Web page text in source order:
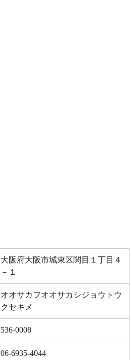
大阪府大阪市城東区関目１丁目４
－１
オオサカフオオサカシジョウトウ
クセキメ
536-0008
06-6935-4044